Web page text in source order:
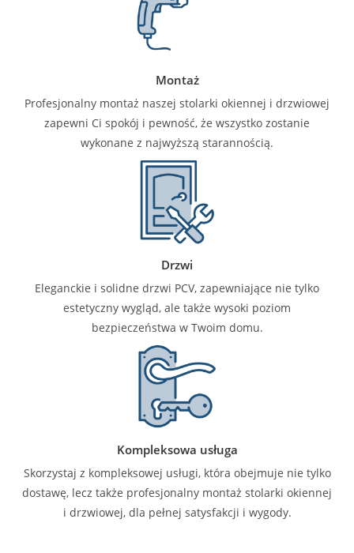
Montaż
Profesjonalny montaż naszej stolarki okiennej i drzwiowej
zapewni Ci spokój i pewność, że wszystko zostanie
wykonane z najwyższą starannością.
Drzwi
Eleganckie i solidne drzwi PCV, zapewniające nie tylko
estetyczny wygląd, ale także wysoki poziom
bezpieczeństwa w Twoim domu.
Kompleksowa usługa
Skorzystaj z kompleksowej usługi, która obejmuje nie tylko
dostawę, lecz także profesjonalny montaż stolarki okiennej
i drzwiowej, dla pełnej satysfakcji i wygody.